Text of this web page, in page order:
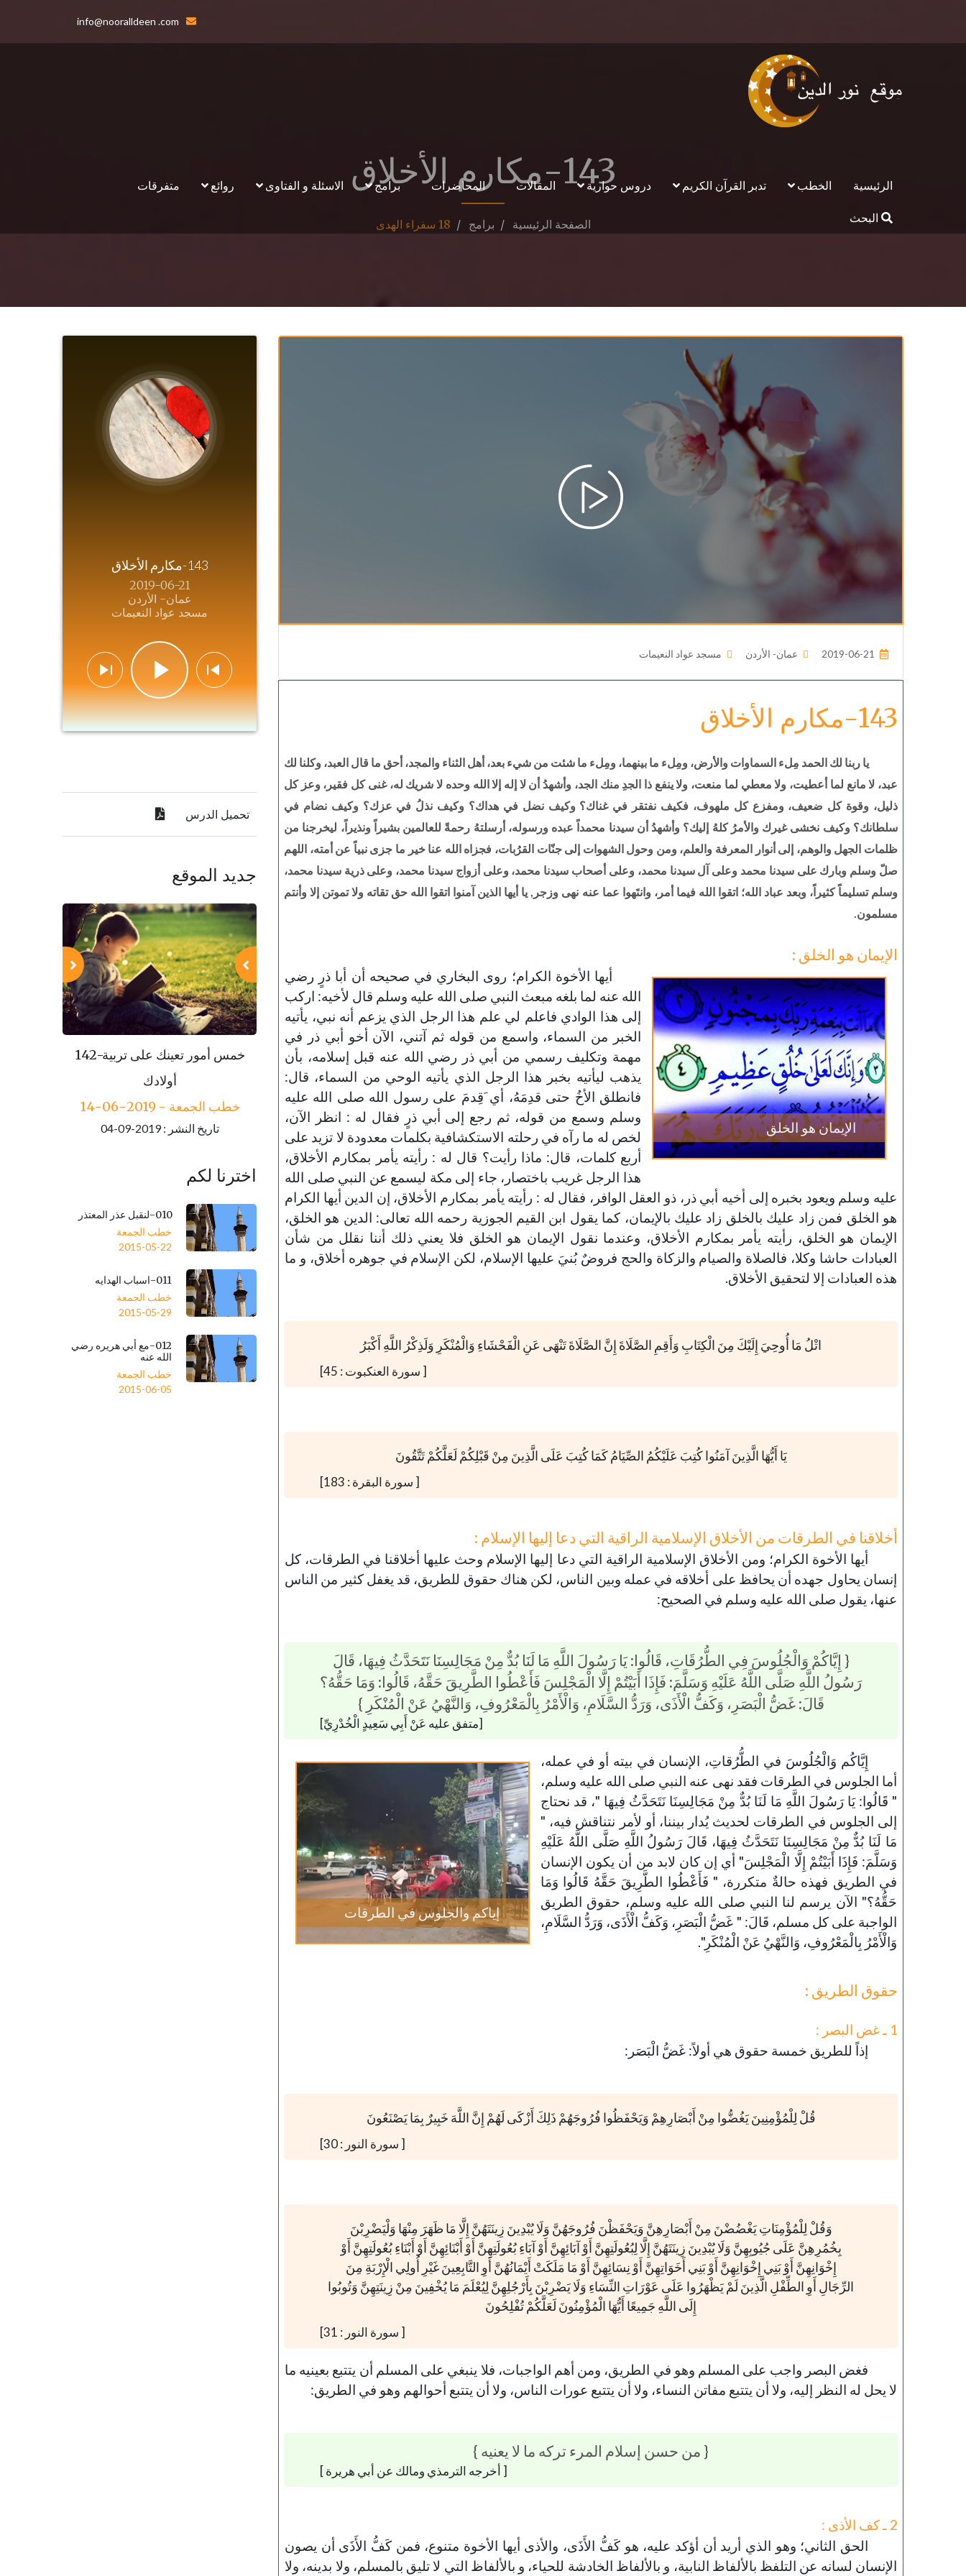
info@nooralldeen .com
الرئيسية الخطب تدبر القرآن الكريم دروس حوارية المقالات المحاضرات برامج الاسئلة و الفتاوى روائع متفرقات
البحث
143-مكارم الأخلاق
الصفحة الرئيسية برامج 18 سفراء الهدى
2019-06-21 عمان- الأردن مسجد عواد النعيمات
143-مكارم الأخلاق
يا ربنا لك الحمد مِلء السماوات والأرض، ومِلء ما بينهما، ومِلء ما شئت من شيء بعد، أهل الثناء والمجد، أحق ما قال العبد، وكلنا لك
عبد، لا مانع لما أعطيت، ولا معطي لما منعت، ولا ينفع ذا الجدِ منك الجد، وأشهدُ أن لا إله إلا الله وحده لا شريك له، غنى كل فقير، وعز كل
ذليل، وقوة كل ضعيف، ومفزع كل ملهوف، فكيف نفتقر في غناك؟ وكيف نضل في هداك؟ وكيف نذلُ في عزك؟ وكيف نضام في
سلطانك؟ وكيف نخشى غيرك والأمرُ كلهُ إليك؟ وأشهدُ أن سيدنا محمداً عبده ورسوله، أرسلتهُ رحمةً للعالمين بشيراً ونذيراً، ليخرجنا من
ظلمات الجهل والوهم، إلى أنوار المعرفة والعلم، ومن وحول الشهوات إلى جنّات القرُبات، فجزاه الله عنا خير ما جزى نبياً عن أمته، اللهم
صلّ وسلم وبارك على سيدنا محمد وعلى آل سيدنا محمد، وعلى أصحاب سيدنا محمد، وعلى أزواج سيدنا محمد، وعلى ذرية سيدنا محمد،
وسلم تسليماً كثيراً، وبعد عباد الله؛ اتقوا الله فيما أمر، وانتَهوا عما عنه نهى وزجر, يا أيها الذين آمنوا اتقوا الله حق تقاته ولا تموتن إلا وأنتم
مسلمون.
الإيمان هو الخلق :
الإيمان هو الخلق
أيها الأخوة الكرام؛ روى البخاري في صحيحه أن أبا ذرٍ رضي
الله عنه لما بلغه مبعث النبي صلى الله عليه وسلم قال لأخيه: اركب
إلى هذا الوادي فاعلم لي علم هذا الرجل الذي يزعم أنه نبي، يأتيه
الخبر من السماء، واسمع من قوله ثم آتني، الآن أخو أبي ذر في
مهمة وتكليف رسمي من أبي ذر رضي الله عنه قبل إسلامه، بأن
يذهب ليأتيه بخبر هذا الرجل الذي يأتيه الوحي من السماء، قال:
فانطلق الأخُ حتى قدِمَهُ، أي َقِدمَ على رسول الله صلى الله عليه
وسلم وسمع من قوله، ثم رجع إلى أبي ذرٍ فقال له : انظر الآن،
لخص له ما رآه في رحلته الاستكشافية بكلمات معدودة لا تزيد على
أربع كلمات، قال: ماذا رأيت؟ قال له : رأيته يأمر بمكارم الأخلاق،
هذا الرجل غريب باختصار، جاء إلى مكة ليسمع عن النبي صلى الله
عليه وسلم ويعود بخبره إلى أخيه أبي ذر، ذو العقل الوافر، فقال له : رأيته يأمر بمكارم الأخلاق، إن الدين أيها الكرام
هو الخلق فمن زاد عليك بالخلق زاد عليك بالإيمان، كما يقول ابن القيم الجوزية رحمه الله تعالى: الدين هو الخلق،
الإيمان هو الخلق، رأيته يأمر بمكارم الأخلاق، وعندما نقول الإيمان هو الخلق فلا يعني ذلك أننا نقلل من شأن
العبادات حاشا وكلا، فالصلاة والصيام والزكاة والحج فروضٌ بُنيَ عليها الإسلام، لكن الإسلام في جوهره أخلاق، و ما
هذه العبادات إلا لتحقيق الأخلاق.
اتْلُ مَا أُوحِيَ إِلَيْكَ مِنَ الْكِتَابِ وَأَقِمِ الصَّلَاةَ إِنَّ الصَّلَاةَ تَنْهَى عَنِ الْفَحْشَاءِ وَالْمُنْكَرِ وَلَذِكْرُ اللَّهِ أَكْبَرُ
[ سورة العنكبوت : 45]
يَا أَيُّهَا الَّذِينَ آمَنُوا كُتِبَ عَلَيْكُمُ الصِّيَامُ كَمَا كُتِبَ عَلَى الَّذِينَ مِنْ قَبْلِكُمْ لَعَلَّكُمْ تَتَّقُونَ
[ سورة البقرة : 183]
أخلاقنا في الطرقات من الأخلاق الإسلامية الراقية التي دعا إليها الإسلام :
أيها الأخوة الكرام؛ ومن الأخلاق الإسلامية الراقية التي دعا إليها الإسلام وحث عليها أخلاقنا في الطرقات، كل
إنسان يحاول جهده أن يحافظ على أخلاقه في عمله وبين الناس، لكن هناك حقوق للطريق، قد يغفل كثير من الناس
عنها، يقول صلى الله عليه وسلم في الصحيح:
{ إِيَّاكُمْ وَالْجُلُوسَ فِي الطُّرُقَاتِ، قَالُوا: يَا رَسُولَ اللَّهِ مَا لَنَا بُدٌّ مِنْ مَجَالِسِنَا نَتَحَدَّثُ فِيهَا، قَالَ
رَسُولُ اللَّهِ صَلَّى اللَّهُ عَلَيْهِ وَسَلَّمَ: فَإِذَا أَبَيْتُمْ إِلَّا الْمَجْلِسَ فَأَعْطُوا الطَّرِيقَ حَقَّهُ، قَالُوا: وَمَا حَقُّهُ؟
قَالَ: غَضُّ الْبَصَرِ، وَكَفُّ الْأَذَى، وَرَدُّ السَّلَامِ، وَالْأَمْرُ بِالْمَعْرُوفِ، وَالنَّهْيُ عَنْ الْمُنْكَرِ }
[متفق عليه عَنْ أَبِي سَعِيدٍ الْخُدْرِيِّ]
إياكم والجلوس في الطرقات
إِيَّاكُم وَالْجُلُوسَ في الطُّرُقاتِ، الإنسان في بيته أو في عمله،
أما الجلوس في الطرقات فقد نهى عنه النبي صلى الله عليه وسلم،
" قَالُوا: يَا رَسُولَ اللَّهِ مَا لَنَا بُدٌّ مِنْ مَجَالِسِنَا نَتَحَدَّثُ فِيهَا "، قد نحتاج
إلى الجلوس في الطرقات لحديث يُدار بيننا، أو لأمر نتناقش فيه، "
مَا لَنَا بُدٌّ مِنْ مَجَالِسِنَا نَتَحَدَّثُ فِيهَا، قَالَ رَسُولُ اللَّهِ صَلَّى اللَّهُ عَلَيْهِ
وَسَلَّمَ: فَإِذَا أَبَيْتُمْ إِلَّا الْمَجْلِسَ" أي إن كان لابد من أن يكون الإنسان
في الطريق فهذه حالةٌ متكررة، " فَأَعْطُوا الطَّرِيقَ حَقَّهُ قَالُوا وَمَا
حَقُّهُ؟" الآن يرسم لنا النبي صلى الله عليه وسلم، حقوق الطريق
الواجبة على كل مسلم، قَالَ: " غَضُّ الْبَصَرِ، وَكَفُّ الْأَذَى، وَرَدُّ السَّلَامِ،
وَالْأَمْرُ بِالْمَعْرُوفِ، وَالنَّهْيُ عَنْ الْمُنْكَرِ".
حقوق الطريق :
1 ـ غض البصر :
إذاً للطريق خمسة حقوق هي أولاً: غَضُّ الْبَصَر:
قُلْ لِلْمُؤْمِنِينَ يَغُضُّوا مِنْ أَبْصَارِهِمْ وَيَحْفَظُوا فُرُوجَهُمْ ذَلِكَ أَزْكَى لَهُمْ إِنَّ اللَّهَ خَبِيرٌ بِمَا يَصْنَعُونَ
[ سورة النور : 30]
وَقُلْ لِلْمُؤْمِنَاتِ يَغْضُضْنَ مِنْ أَبْصَارِهِنَّ وَيَحْفَظْنَ فُرُوجَهُنَّ وَلَا يُبْدِينَ زِينَتَهُنَّ إِلَّا مَا ظَهَرَ مِنْهَا وَلْيَضْرِبْنَ
بِخُمُرِهِنَّ عَلَى جُيُوبِهِنَّ وَلَا يُبْدِينَ زِينَتَهُنَّ إِلَّا لِبُعُولَتِهِنَّ أَوْ آبَائِهِنَّ أَوْ آبَاءِ بُعُولَتِهِنَّ أَوْ أَبْنَائِهِنَّ أَوْ أَبْنَاءِ بُعُولَتِهِنَّ أَوْ
إِخْوَانِهِنَّ أَوْ بَنِي إِخْوَانِهِنَّ أَوْ بَنِي أَخَوَاتِهِنَّ أَوْ نِسَائِهِنَّ أَوْ مَا مَلَكَتْ أَيْمَانُهُنَّ أَوِ التَّابِعِينَ غَيْرِ أُولِي الْإِرْبَةِ مِنَ
الرِّجَالِ أَوِ الطِّفْلِ الَّذِينَ لَمْ يَظْهَرُوا عَلَى عَوْرَاتِ النِّسَاءِ وَلَا يَضْرِبْنَ بِأَرْجُلِهِنَّ لِيُعْلَمَ مَا يُخْفِينَ مِنْ زِينَتِهِنَّ وَتُوبُوا
إِلَى اللَّهِ جَمِيعًا أَيُّهَا الْمُؤْمِنُونَ لَعَلَّكُمْ تُفْلِحُونَ
[ سورة النور : 31]
فغض البصر واجب على المسلم وهو في الطريق، ومن أهم الواجبات، فلا ينبغي على المسلم أن يتتبع بعينيه ما
لا يحل له النظر إليه، ولا أن يتتبع مفاتن النساء، ولا أن يتتبع عورات الناس، ولا أن يتتبع أحوالهم وهو في الطريق:
{ من حسن إسلام المرء تركه ما لا يعنيه }
[ أخرجه الترمذي ومالك عن أبي هريرة ]
2 ـ كف الأذى :
الحق الثاني؛ وهو الذي أريد أن أؤكد عليه، هو كَفُّ الأَذَى، والأذى أيها الأخوة متنوع، فمن كَفُّ الأَذَى أن يصون
الإنسان لسانه عن التلفظ بالألفاظ النابية، و بالألفاظ الخادشة للحياء، و بالألفاظ التي لا تليق بالمسلم، ولا بدينه، ولا
143-مكارم الأخلاق
2019-06-21
عمان- الأردن
مسجد عواد النعيمات
تحميل الدرس
جديد الموقع
142-خمس أمور تعينك على تربية
أولادك
خطب الجمعة - 2019-06-14
تاريخ النشر : 2019-09-04
143-مكارم الأخلاق
خطب الجمعة - 2019-06-21
تاريخ النشر : 2019-09-04
144-حفظ العقل
خطب الجمعة - 2019-06-28
تاريخ النشر : 2019-09-04
142-خمس أمور تعينك على تربية
أولادك
خطب الجمعة - 2019-06-14
تاريخ النشر : 2019-09-04
143-مكارم الأخلاق
خطب الجمعة - 2019-06-21
تاريخ النشر : 2019-09-04
اخترنا لكم
010-لنقبل عذر المعتذر
خطب الجمعة
2015-05-22
011-اسباب الهدايه
خطب الجمعة
2015-05-29
012-مع أبي هريره رضي
الله عنه
خطب الجمعة
2015-06-05